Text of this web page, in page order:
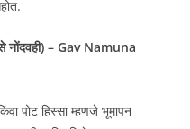
नोंदवही) – Gav Namuna
पोट हिस्सा म्हणजे भूमापन